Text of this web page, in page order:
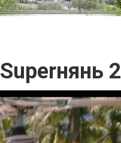
Superнянь 2